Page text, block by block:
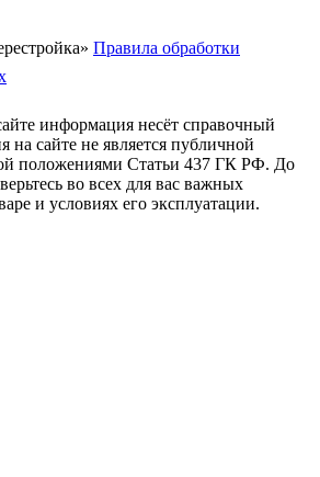
Правила обработки
информация несёт справочный
на сайте не является публичной
положениями Статьи 437 ГК РФ. До
во всех для вас важных
и условиях его эксплуатации.